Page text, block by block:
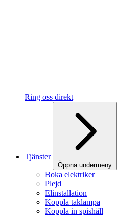
Ring oss direkt
Tjänster
Öppna undermeny
Boka elektriker
Plejd
Elinstallation
Koppla taklampa
Koppla in spishäll